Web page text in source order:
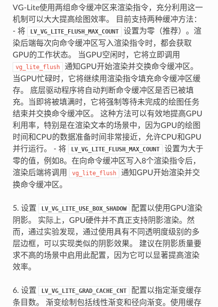
VG-Lite使用两组命令缓冲区来渲染指令，充分利用这一
机制可以大大提高绘图效率。 目前支持两种缓冲方法：
- 将
LV_VG_LITE_FLUSH_MAX_COUNT
设置为零（推荐）。渲
染后端每次向命令缓冲区写入渲染指令时，都会获取
GPU的工作状态。 当GPU空闲时，它将立即调用
vg_lite_flush
通知GPU开始渲染并交换命令缓冲区。
当GPU忙碌时，它将继续用渲染指令填充命令缓冲区缓
存。 底层驱动程序将自动判断命令缓冲区是否已被填
充。当即将被填满时，它将强制等待未完成的绘图任务
结束并交换命令缓冲区。 这种方法可以有效地提高GPU
利用率，特别是在渲染文本的场景中，因为GPU的绘图
时间和CPU的数据准备时间非常接近，允许CPU和GPU
并行运行。 - 将
LV_VG_LITE_FLUSH_MAX_COUNT
设置为大于
零的值，例如8。在向命令缓冲区写入8个渲染指令后，
渲染后端将调用
vg_lite_flush
通知GPU开始渲染并交
换命令缓冲区。
5. 设置 LV_VG_LITE_USE_BOX_SHADOW
配置以使用GPU渲染
阴影。 实际上，GPU硬件并不真正支持阴影渲染。然
而，通过实验发现，通过使用具有不同透明度级别的多
层边框，可以实现类似的阴影效果。 建议在阴影质量要
求不高的场景中启用此配置，因为它可以显著提高渲染
效率。
6. 设置 LV_VG_LITE_GRAD_CACHE_CNT
配置以指定渐变缓存
条目数。 渐变绘制包括线性渐变和径向渐变。使用缓存